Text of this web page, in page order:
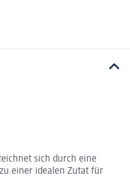
sich durch eine
einer idealen Zutat für